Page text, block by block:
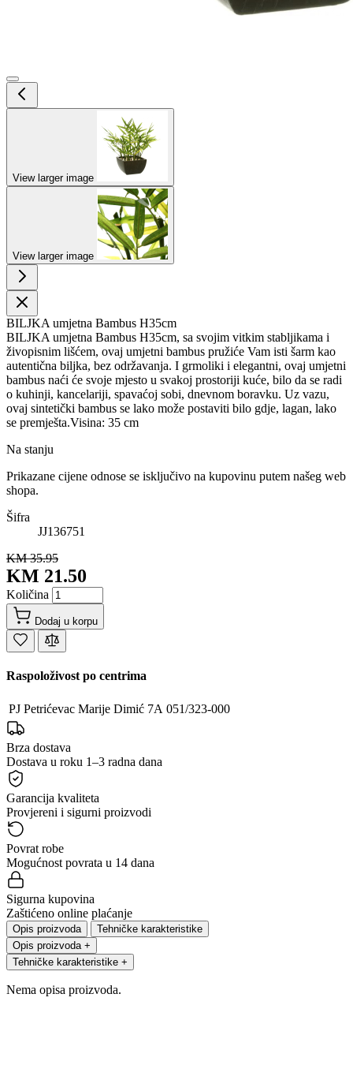
View larger image
View larger image
BILJKA umjetna Bambus H35cm
BILJKA umjetna Bambus H35cm, sa svojim vitkim stabljikama i
živopisnim lišćem, ovaj umjetni bambus pružiće Vam isti šarm kao
autentična biljka, bez održavanja. I grmoliki i elegantni, ovaj umjetni
bambus naći će svoje mjesto u svakoj prostoriji kuće, bilo da se radi
o kuhinji, kancelariji, spavaćoj sobi, dnevnom boravku. Uz vazu,
ovaj sintetički bambus se lako može postaviti bilo gdje, lagan, lako
se premješta.Visina: 35 cm
Na stanju
Prikazane cijene odnose se isključivo na kupovinu putem našeg web
shopa.
Šifra
JJ136751
KM 35.95
KM 21.50
Količina
Dodaj u korpu
Raspoloživost po centrima
PJ Petrićevac Marije Dimić 7A 051/323-000
Brza dostava
Dostava u roku 1–3 radna dana
Garancija kvaliteta
Provjereni i sigurni proizvodi
Povrat robe
Mogućnost povrata u 14 dana
Sigurna kupovina
Zaštićeno online plaćanje
Opis proizvoda
Tehničke karakteristike
Opis proizvoda +
Tehničke karakteristike +
Nema opisa proizvoda.